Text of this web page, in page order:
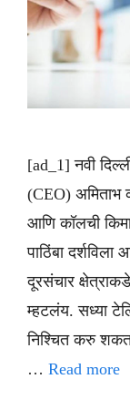
[ad_1] नवी
(CEO) अमिताभ
आणि कॉलची
पाठिंबा
दूरसंचार
म्हटलंय. सध्या
निश्चित करु
… Read more